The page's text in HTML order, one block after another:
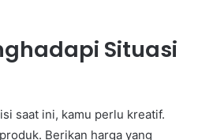
Situasi
saat ini, kamu perlu kreatif.
Berikan harga yang